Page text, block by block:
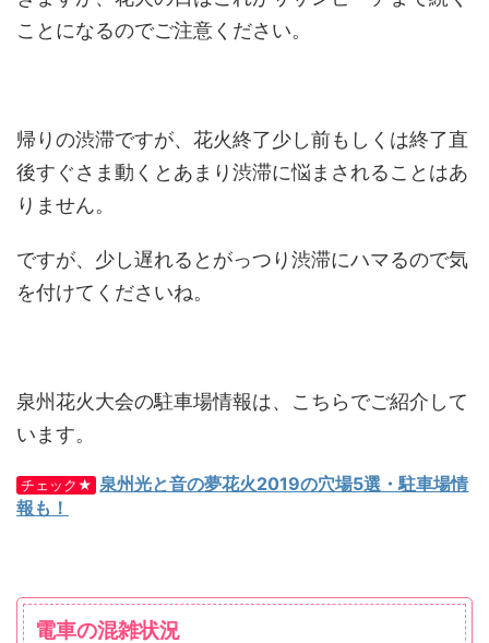
ことになるのでご注意ください。
帰りの渋滞ですが、花火終了少し前もしくは終了直
後すぐさま動くとあまり渋滞に悩まされることはあ
りません。
ですが、少し遅れるとがっつり渋滞にハマるので気
を付けてくださいね。
泉州花火大会の駐車場情報は、こちらでご紹介して
います。
チェック★ 泉州光と音の夢花火2019の穴場5選・駐車場情
報も！
電車の混雑状況